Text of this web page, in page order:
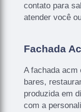
contato para
atender você
Fachada
A fachada
bares,
produzida em
com a